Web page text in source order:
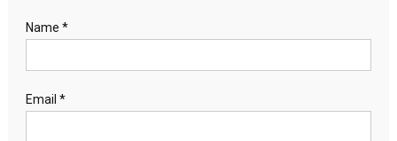
Name *
Email *